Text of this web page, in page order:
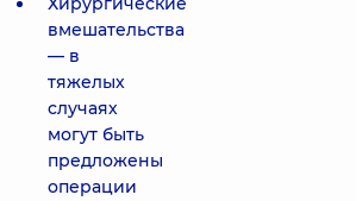
вмешательства
— в
тяжелых
случаях
могут быть
предложены
операции